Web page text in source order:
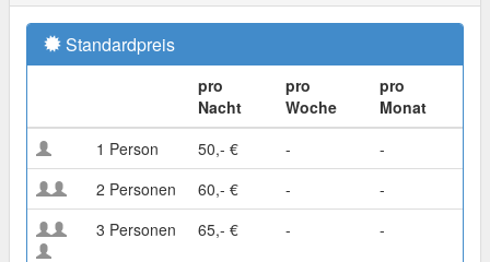
Standardpreis
pro
Nacht
pro
Woche
pro
Monat
1 Person
50,- € -
-
2 Personen
60,- € -
-
3 Personen
65,- € - -